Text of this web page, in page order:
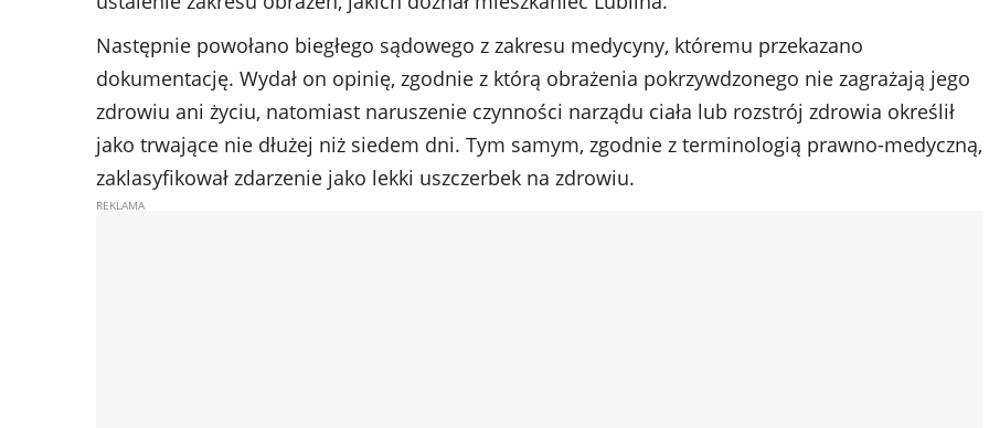
Następnie powołano biegłego sądowego z zakresu medycyny, któremu przekazano
dokumentację. Wydał on opinię, zgodnie z którą obrażenia pokrzywdzonego nie zagrażają jego
zdrowiu ani życiu, natomiast naruszenie czynności narządu ciała lub rozstrój zdrowia określił
jako trwające nie dłużej niż siedem dni. Tym samym, zgodnie z terminologią prawno-medyczną,
zaklasyfikował zdarzenie jako lekki uszczerbek na zdrowiu.